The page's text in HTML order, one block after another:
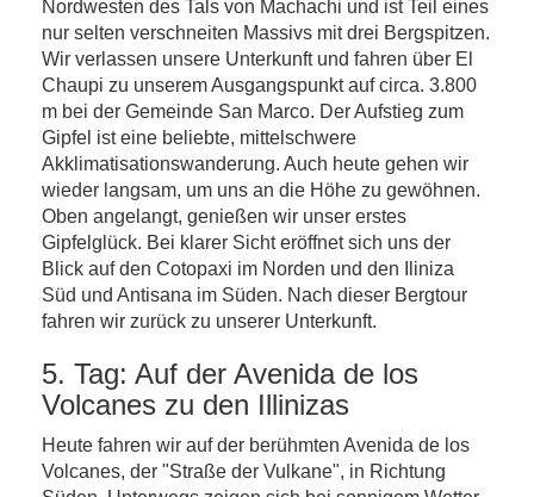
Nordwesten des Tals von Machachi und ist Teil eines
nur selten verschneiten Massivs mit drei Bergspitzen.
Wir verlassen unsere Unterkunft und fahren über El
Chaupi zu unserem Ausgangspunkt auf circa. 3.800
m bei der Gemeinde San Marco. Der Aufstieg zum
Gipfel ist eine beliebte, mittelschwere
Akklimatisationswanderung. Auch heute gehen wir
wieder langsam, um uns an die Höhe zu gewöhnen.
Oben angelangt, genießen wir unser erstes
Gipfelglück. Bei klarer Sicht eröffnet sich uns der
Blick auf den Cotopaxi im Norden und den Iliniza
Süd und Antisana im Süden. Nach dieser Bergtour
fahren wir zurück zu unserer Unterkunft.
5. Tag: Auf der Avenida de los
Volcanes zu den Illinizas
Heute fahren wir auf der berühmten Avenida de los
Volcanes, der "Straße der Vulkane", in Richtung